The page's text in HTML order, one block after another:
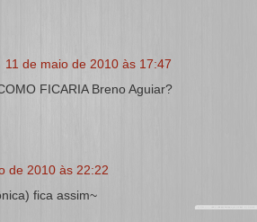
11 de maio de 2010 às 17:47
FICARIA Breno Aguiar?
de 2010 às 22:22
fica assim~